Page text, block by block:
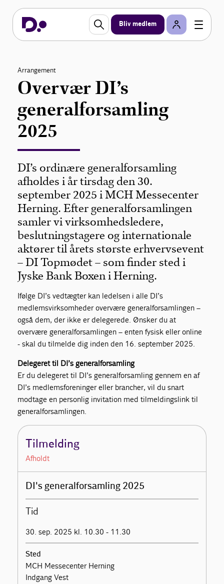
Bliv medlem
Arrangement
Overvær DI’s
generalforsamling
2025
DI’s ordinære generalforsamling
afholdes i år tirsdag den 30.
september 2025 i MCH Messecenter
Herning. Efter generalforsamlingen
samler vi virksomhedsledere,
beslutningstagere og internationale
aktører til årets største erhvervsevent
– DI Topmødet – som finder sted i
Jyske Bank Boxen i Herning.
Ifølge DI’s vedtægter kan ledelsen i alle DI’s
medlemsvirksomheder overvære generalforsamlingen –
også dem, der ikke er delegerede. Ønsker du at
overvære generalforsamlingen – enten fysisk eller online
- skal du tilmelde dig inden den 16. september 2025.
Delegeret til DI’s generalforsamling
Er du delegeret til DI’s generalforsamling gennem en af
DI’s medlemsforeninger eller brancher, vil du snart
modtage en personlig invitation med tilmeldingslink til
generalforsamlingen.
Tilmelding
Afholdt
DI's generalforsamling 2025
Tid
30. sep. 2025 kl. 10.30 - 11.30
Sted
MCH Messecenter Herning
Indgang Vest